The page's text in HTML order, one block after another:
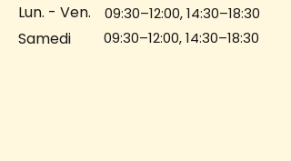
Lun. - Ven.
Samedi
09:30–12:00, 14:30–18:30
09:30–12:00, 14:30–18:30